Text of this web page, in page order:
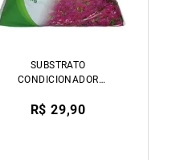
SUBSTRATO
CONDICIONADOR
JARDIM
R$ 29,90